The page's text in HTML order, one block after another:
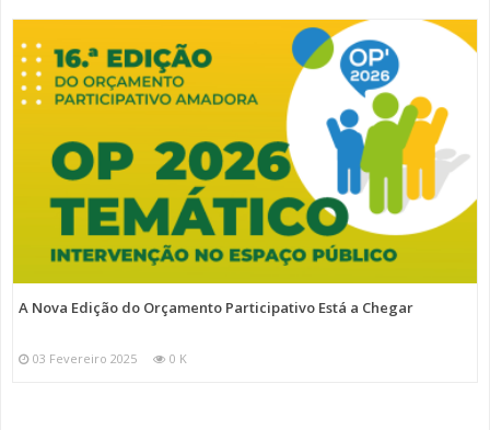
A Nova Edição do Orçamento Participativo Está a Chegar
03 Fevereiro 2025 0 K